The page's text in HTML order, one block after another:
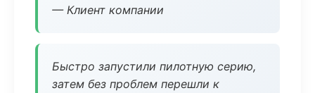
— Клиент компании
Быстро запустили пилотную серию,
затем без проблем перешли к